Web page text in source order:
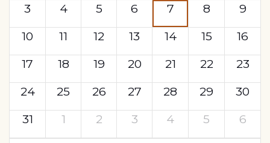
3
4 5 6 7 8
9
10
11 12 13 14 15
16
17
18 19 20 21 22
23
24
25 26 27 28 29
30
31
1 2 3 4 5 6